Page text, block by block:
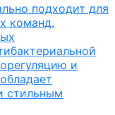
подходит для
команд.
и
стильным